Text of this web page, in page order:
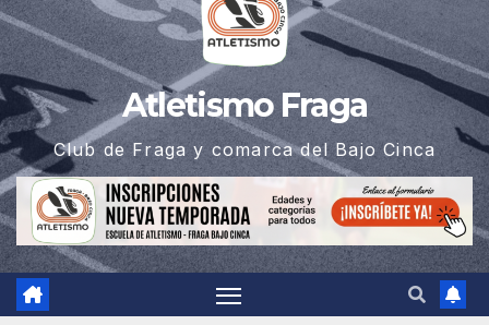
Atletismo Fraga
Club de Fraga y comarca del Bajo Cinca